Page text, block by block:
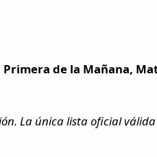
de la Mañana,
La única lista oficial